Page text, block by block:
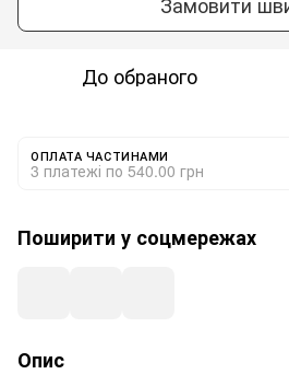
До обраного
ОПЛАТА ЧАСТИНАМИ
3 платежі по 540.00 грн
Поширити у соцмережах
Опис